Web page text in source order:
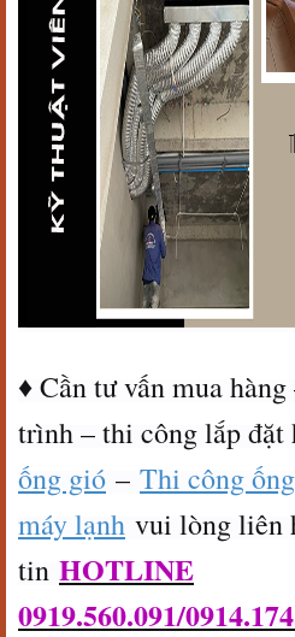
♦ Cần tư vấn mua
trình – thi công lắp đặt
ống gió – Thi công
máy lạnh vui lòng liên
tin HOTLINE
0919.560.091/